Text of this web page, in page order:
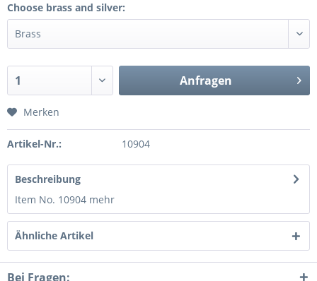
Choose brass and silver:
Anfragen
Merken
Artikel-Nr.: 10904
Beschreibung
Item No. 10904 mehr
Ähnliche Artikel
Bei Fragen: